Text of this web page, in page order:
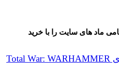
ماد های سایت را با خرید
آموزش نصب ماد های بازی Total War: WARHAMMER